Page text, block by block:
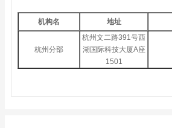
机构名 地址
杭州分部
杭州文二路391号西
湖国际科技大厦A座
1501